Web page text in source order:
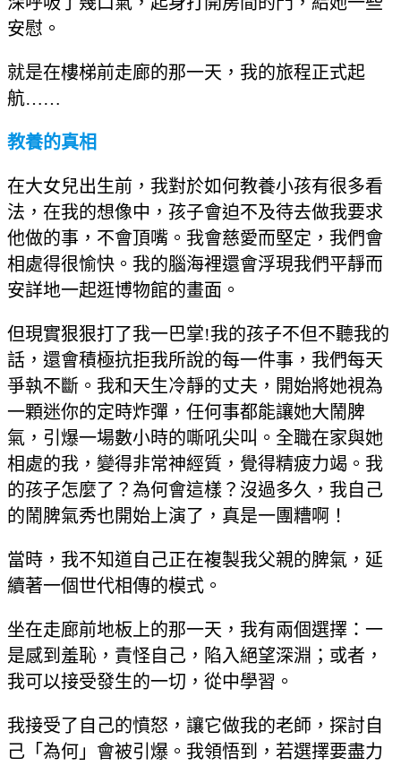
安慰。
就是在樓梯前走廊的那一天，我的旅程正式起
航……
教養的真相
在大女兒出生前，我對於如何教養小孩有很多看
法，在我的想像中，孩子會迫不及待去做我要求
他做的事，不會頂嘴。我會慈愛而堅定，我們會
相處得很愉快。我的腦海裡還會浮現我們平靜而
安詳地一起逛博物館的畫面。
但現實狠狠打了我一巴掌!我的孩子不但不聽我的
話，還會積極抗拒我所說的每一件事，我們每天
爭執不斷。我和天生冷靜的丈夫，開始將她視為
一顆迷你的定時炸彈，任何事都能讓她大鬧脾
氣，引爆一場數小時的嘶吼尖叫。全職在家與她
相處的我，變得非常神經質，覺得精疲力竭。我
的孩子怎麼了？為何會這樣？沒過多久，我自己
的鬧脾氣秀也開始上演了，真是一團糟啊！
當時，我不知道自己正在複製我父親的脾氣，延
續著一個世代相傳的模式。
坐在走廊前地板上的那一天，我有兩個選擇：一
是感到羞恥，責怪自己，陷入絕望深淵；或者，
我可以接受發生的一切，從中學習。
我接受了自己的憤怒，讓它做我的老師，探討自
己「為何」會被引爆。我領悟到，若選擇要盡力